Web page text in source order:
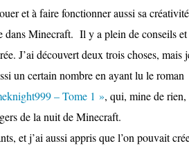
et à faire fonctionner aussi sa
dans Minecraft. Il y a plein de conseils et
J’ai découvert deux trois choses, mais
un certain nombre en ayant lu le roman
– Tome 1 », qui, mine de rien,
de la nuit de Minecraft.
et j’ai aussi appris que l’on pouvait